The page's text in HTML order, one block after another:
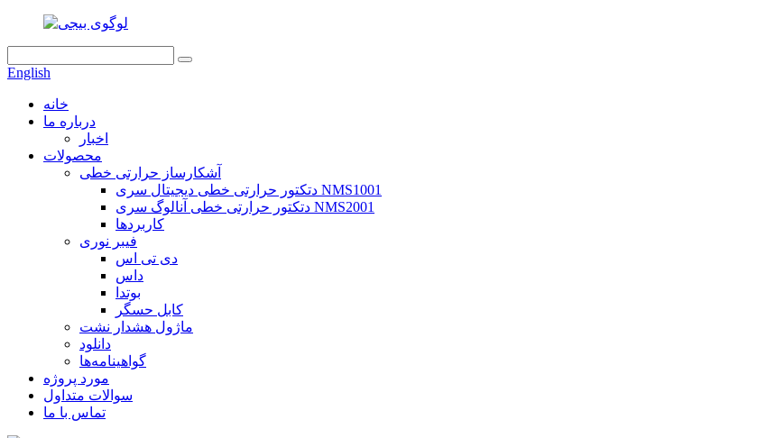
English
خانه
درباره ما
اخبار
محصولات
آشکارساز حرارتی خطی
دتکتور حرارتی خطی دیجیتال سری NMS1001
دتکتور حرارتی خطی آنالوگ سری NMS2001
کاربردها
فیبر نوری
دی تی اس
داس
بوتدا
کابل حسگر
ماژول هشدار نشت
دانلود
گواهینامه‌ها
مورد پروژه
سوالات متداول
تماس با ما